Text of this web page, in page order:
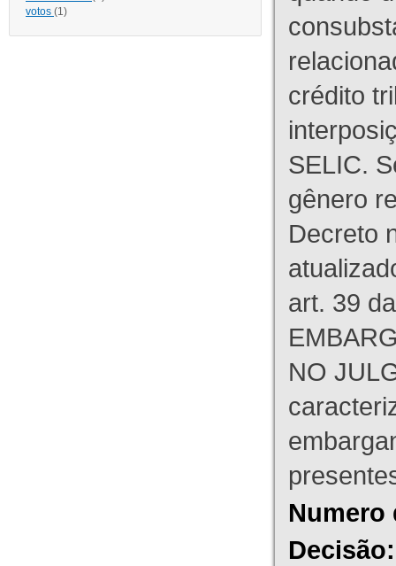
votos (1)
crédito
SELIC.
gênero
Decreto
art. 39
NO
Numero
Decisão: